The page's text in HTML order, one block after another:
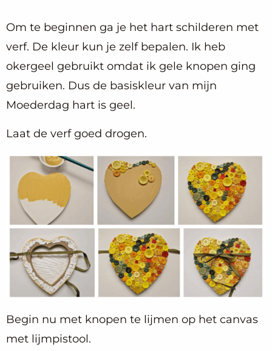
Om te beginnen ga je het hart schilderen met
verf. De kleur kun je zelf bepalen. Ik heb
okergeel gebruikt omdat ik gele knopen ging
gebruiken. Dus de basiskleur van mijn
Moederdag hart is geel.
Laat de verf goed drogen.
Begin nu met knopen te lijmen op het canvas
met lijmpistool.